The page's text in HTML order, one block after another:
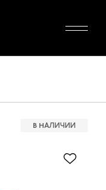
В НАЛИЧИИ